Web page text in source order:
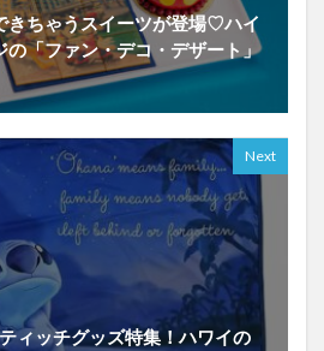
きちゃうスイーツが登場♡ハイ
の「ファン・デコ・デザート」
Next
ィッチグッズ特集！ハワイの